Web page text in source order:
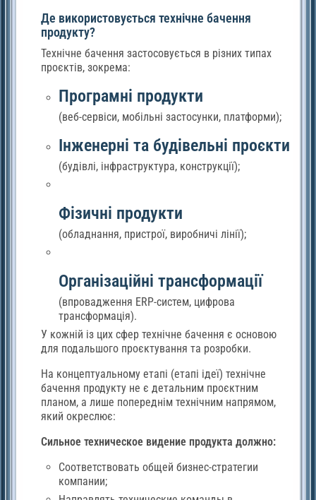
Де використовується технічне бачення
продукту?
Технічне бачення застосовується в різних типах
проєктів, зокрема:
Програмні продукти
(веб-сервіси, мобільні застосунки, платформи);
Інженерні та будівельні проєкти
(будівлі, інфраструктура, конструкції);
Фізичні продукти
(обладнання, пристрої, виробничі лінії);
Організаційні трансформації
(впровадження ERP-систем, цифрова
трансформація).
У кожній із цих сфер технічне бачення є основою
для подальшого проєктування та розробки.
На концептуальному етапі (етапі ідеї) технічне
бачення продукту не є детальним проєктним
планом, а лише попереднім технічним напрямом,
який окреслює:
Сильное техническое видение продукта должно:
Соответствовать общей бизнес-стратегии
компании;